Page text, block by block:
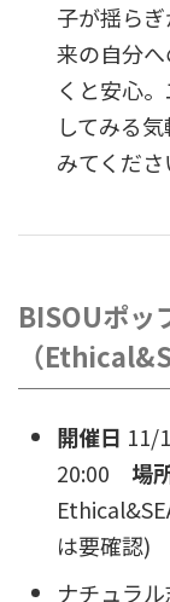
子が揺ら
来の自分
くと安心
してみる
みてくださ
BISOUポッ
（
開催日 11/
20:00 場
は要確認)
ナチュラ